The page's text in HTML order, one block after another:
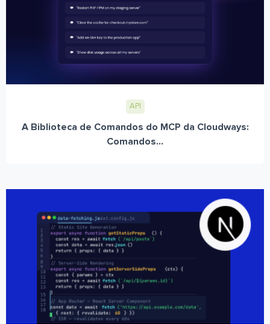
API
A Biblioteca de Comandos do MCP da Cloudways:
Comandos...